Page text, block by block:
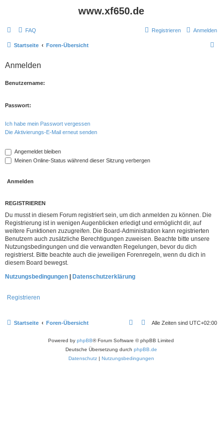
www.xf650.de
FAQ Anmelden
Registrieren
Startseite Foren-Übersicht
Anmelden
Benutzername:
Passwort:
Ich habe mein Passwort vergessen
Die Aktivierungs-E-Mail erneut senden
Angemeldet bleiben
Meinen Online-Status während dieser Sitzung verbergen
REGISTRIEREN
Du musst in diesem Forum registriert sein, um dich anmelden zu können. Die
Registrierung ist in wenigen Augenblicken erledigt und ermöglicht dir, auf
weitere Funktionen zuzugreifen. Die Board-Administration kann registrierten
Benutzern auch zusätzliche Berechtigungen zuweisen. Beachte bitte unsere
Nutzungsbedingungen und die verwandten Regelungen, bevor du dich
registrierst. Bitte beachte auch die jeweiligen Forenregeln, wenn du dich in
diesem Board bewegst.
Nutzungsbedingungen | Datenschutzerklärung
Registrieren
Startseite Foren-Übersicht Alle Zeiten sind UTC+02:00
Powered by phpBB® Forum Software © phpBB Limited
Deutsche Übersetzung durch phpBB.de
Datenschutz| Nutzungsbedingungen